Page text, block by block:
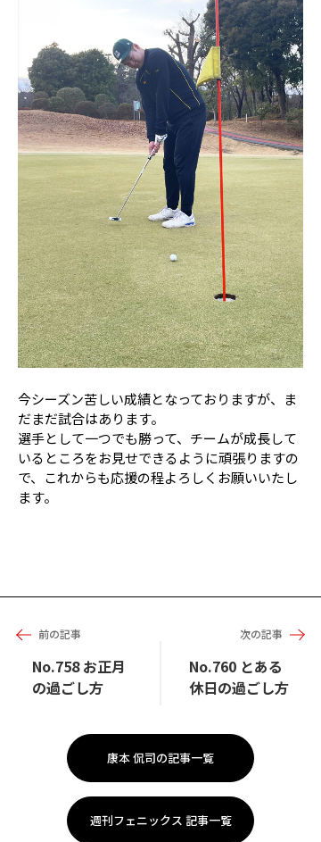
今シーズン苦しい成績となっておりますが、ま
だまだ試合はあります。
選手として一つでも勝って、チームが成長して
いるところをお見せできるように頑張りますの
で、これからも応援の程よろしくお願いいたし
ます。
前の記事 次の記事
No.758 お正月
の過ごし方
No.760 とある
休日の過ごし方
康本 侃司の記事一覧
週刊フェニックス 記事一覧